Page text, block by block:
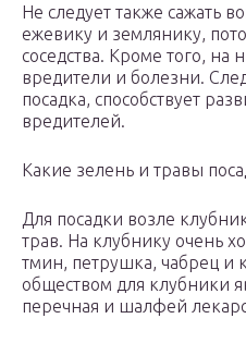
Не следует также сажать
ежевику и землянику,
соседства. Кроме того, на
вредители и болезни.
посадка, способствует
вредителей.
Какие зелень и травы
Для посадки возле
трав. На клубнику очень
тмин, петрушка, чабрец
обществом для клубники
перечная и шалфей